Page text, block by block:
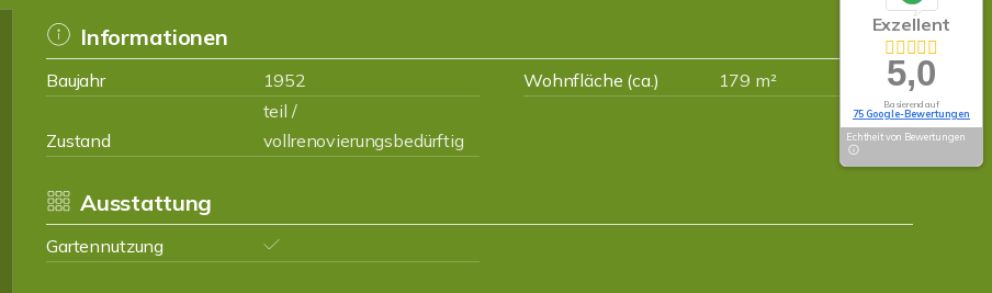
Informationen
Baujahr 1952 Wohnfläche (ca.) 179 m²
Zustand
teil /
vollrenovierungsbedürftig
Ausstattung
Gartennutzung
Exzellent
5,0
Basierend auf
75 Google-Bewertungen
Echtheit von Bewertungen